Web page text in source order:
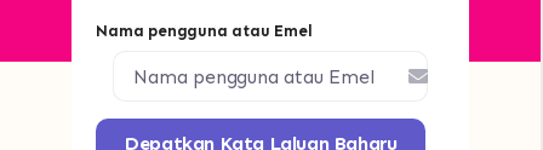
Nama pengguna atau Emel
Depatkan Kata Laluan Baharu